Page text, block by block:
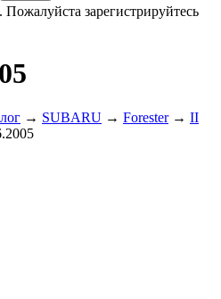
зарегистрируйтесь
→ SUBARU → Forester→ II